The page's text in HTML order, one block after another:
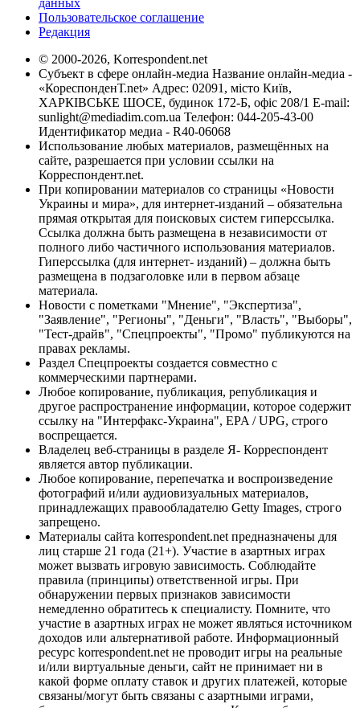
Пользовательское соглашение
Редакция
© 2000-2026, Korrespondent.net
Субъект в сфере онлайн-медиа Название онлайн-медиа -
«КореспонденТ.net» Адрес: 02091, місто Київ,
ХАРКІВСЬКЕ ШОСЕ, будинок 172-Б, офіс 208/1 E-mail:
sunlight@mediadim.com.ua Телефон: 044-205-43-00
Идентификатор медиа - R40-06068
Использование любых материалов, размещённых на
сайте, разрешается при условии ссылки на
Корреспондент.net.
При копировании материалов со страницы «Новости
Украины и мира», для интернет-изданий – обязательна
прямая открытая для поисковых систем гиперссылка.
Ссылка должна быть размещена в независимости от
полного либо частичного использования материалов.
Гиперссылка (для интернет- изданий) – должна быть
размещена в подзаголовке или в первом абзаце
материала.
Новости с пометками "Мнение", "Экспертиза",
"Заявление", "Регионы", "Деньги", "Власть", "Выборы",
"Тест-драйв", "Спецпроекты", "Промо" публикуются на
правах рекламы.
Раздел Спецпроекты создается совместно с
коммерческими партнерами.
Любое копирование, публикация, републикация и
другое распространение информации, которое содержит
ссылку на "Интерфакс-Украина", EPA / UPG, строго
воспрещается.
Владелец веб-страницы в разделе Я- Корреспондент
является автор публикации.
Любое копирование, перепечатка и воспроизведение
фотографий и/или аудиовизуальных материалов,
принадлежащих правообладателю Getty Images, строго
запрещено.
Материалы сайта korrespondent.net предназначены для
лиц старше 21 года (21+). Участие в азартных играх
может вызвать игровую зависимость. Соблюдайте
правила (принципы) ответственной игры. При
обнаружении первых признаков зависимости
немедленно обратитесь к специалисту. Помните, что
участие в азартных играх не может являться источником
доходов или альтернативой работе. Информационный
ресурс korrespondent.net не проводит игры на реальные
и/или виртуальные деньги, сайт не принимает ни в
какой форме оплату ставок и других платежей, которые
связаны/могут быть связаны с азартными играми,